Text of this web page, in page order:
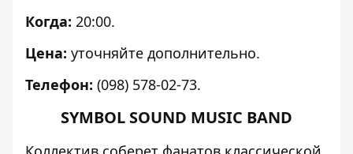
Когда: 20:00.
Цена: уточняйте дополнительно.
Телефон: (098) 578-02-73.
SYMBOL SOUND MUSIC BAND